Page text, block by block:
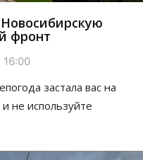
фронт
16:00
застала вас на
не используйте